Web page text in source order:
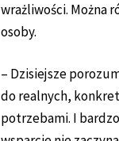
wrażliwości. Można
osoby.
– Dzisiejsze
do realnych,
potrzebami. I